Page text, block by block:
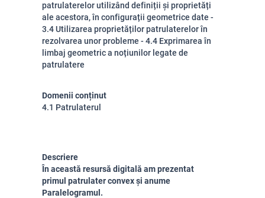
patrulaterelor utilizând definiții și proprietăți
ale acestora, în configurații geometrice date -
3.4 Utilizarea proprietăților patrulaterelor în
rezolvarea unor probleme - 4.4 Exprimarea în
limbaj geometric a noțiunilor legate de
patrulatere
Domenii conținut
4.1 Patrulaterul
Descriere
În această resursă digitală am prezentat
primul patrulater convex și anume
Paralelogramul.